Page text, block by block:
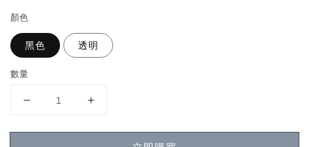
顏色
黑色 透明
數量